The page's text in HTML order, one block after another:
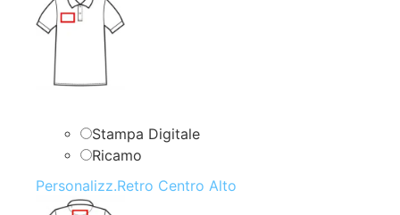
Stampa Digitale
Ricamo
Personalizz.Retro Centro Alto